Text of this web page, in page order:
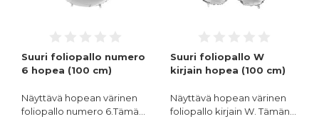
Suuri foliopallo numero
6 hopea (100 cm)
Näyttävä hopean värinen
foliopallo numero 6.Tämä…
Suuri foliopallo W
kirjain hopea (100 cm)
Näyttävä hopean värinen
foliopallo kirjain W. Tämän…